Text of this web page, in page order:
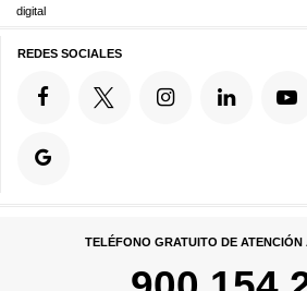
digital
REDES SOCIALES
TELÉFONO GRATUITO DE ATENCIÓN